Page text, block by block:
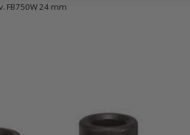
FB750W 24 mm